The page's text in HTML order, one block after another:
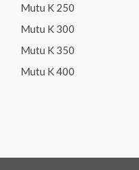
Mutu K 250
Mutu K 300
Mutu K 350
Mutu K 400